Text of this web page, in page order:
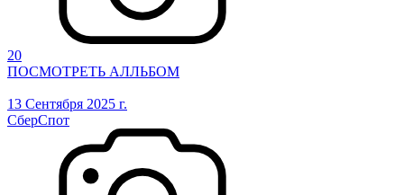
20
ПОСМОТРЕТЬ АЛЛЬБОМ
13 Сентября 2025 г.
СберСпот